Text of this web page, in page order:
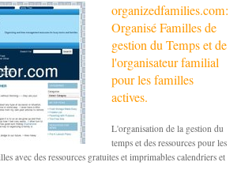
organizedfamilies.com:
Organisé Familles de
gestion du Temps et de
l'organisateur familial
pour les familles
actives.
L'organisation de la gestion du
temps et des ressources pour les
avec des ressources gratuites et imprimables calendriers et